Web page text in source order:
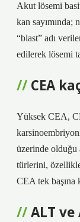
Akut lösemi
kan sayımında;
“blast” adı
edilerek lösemi
CEA
Yüksek CEA,
üzerinde olduğu
türlerini,
CEA tek başına
ALT